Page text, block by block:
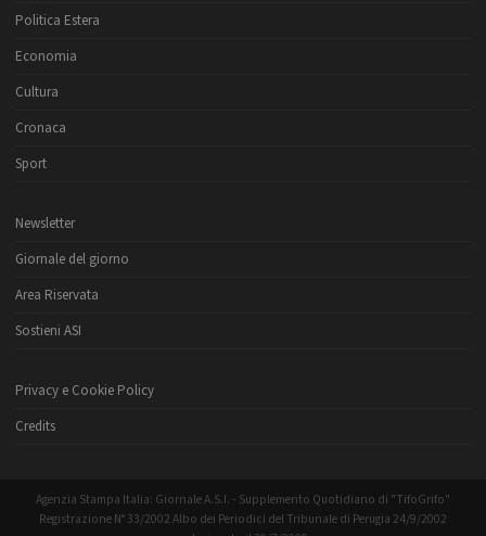
Politica Estera
Economia
Cultura
Cronaca
Sport
Newsletter
Giornale del giorno
Area Riservata
Sostieni ASI
Privacy e Cookie Policy
Credits
Agenzia Stampa Italia: Giornale A.S.I. - Supplemento Quotidiano di "TifoGrifo"
Registrazione N° 33/2002 Albo dei Periodici del Tribunale di Perugia 24/9/2002